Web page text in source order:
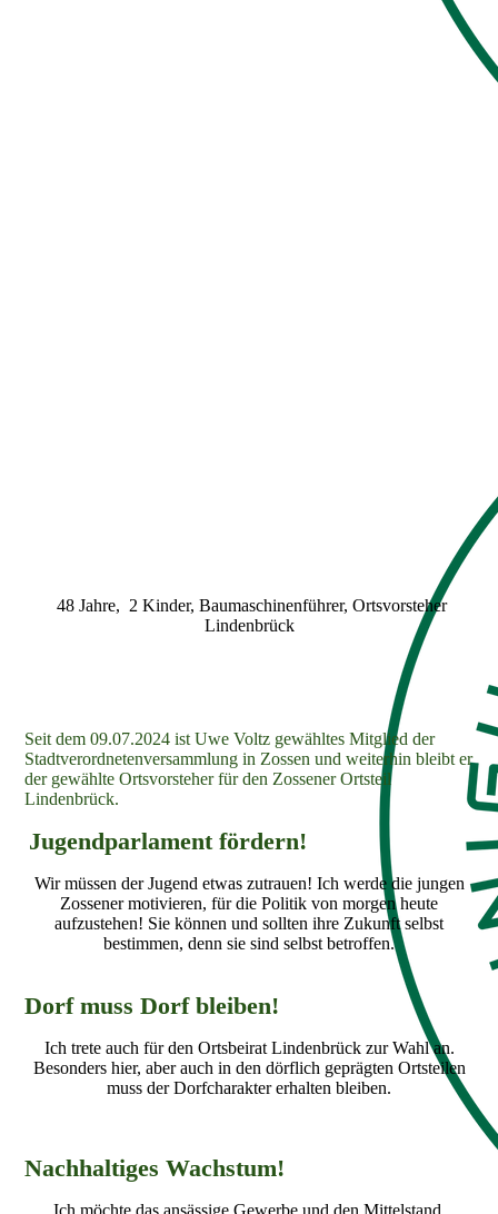
48 Jahre, 2 Kinder, Baumaschinenführer, Ortsvorsteher
Lindenbrück
Seit dem 09.07.2024 ist Uwe Voltz gewähltes Mitglied der
Stadtverordnetenversammlung in Zossen und weiterhin bleibt er
der gewählte Ortsvorsteher für den Zossener Ortsteil
Lindenbrück.
Jugendparlament fördern!
Wir müssen der Jugend etwas zutrauen! Ich werde die jungen
Zossener motivieren, für die Politik von morgen heute
aufzustehen! Sie können und sollten ihre Zukunft selbst
bestimmen, denn sie sind selbst betroffen.
Dorf muss Dorf bleiben!
Ich trete auch für den Ortsbeirat Lindenbrück zur Wahl an.
Besonders hier, aber auch in den dörflich geprägten Ortsteilen
muss der Dorfcharakter erhalten bleiben.
Nachhaltiges Wachstum!